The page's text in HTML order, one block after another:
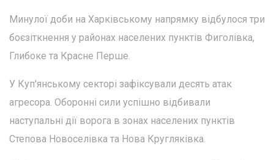
Минулої доби на Харківському напрямку відбулося три
боєзіткнення у районах населених пунктів Фиголівка,
Глибоке та Красне Перше.
У Куп'янському секторі зафіксували десять атак
агресора. Оборонні сили успішно відбивали
наступальні дії ворога в зонах населених пунктів
Степова Новоселівка та Нова Кругляківка.